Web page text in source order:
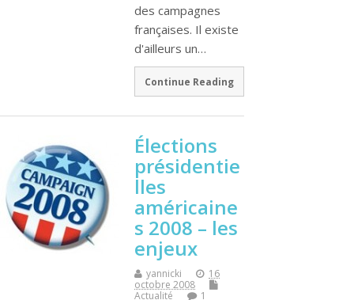
des campagnes
françaises. Il existe
d'ailleurs un…
Continue Reading
Élections
présidentie
lles
américaine
s 2008 – les
enjeux
yannicki
16
octobre 2008
Actualité
1